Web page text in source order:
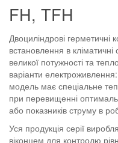
FH, TFH
Двоциліндрові герметичні
встановлення в
великої потужності та
варіанти
модель має спеціальне
при перевищенні
або показників струму в
Уся продукція серії
віконцем для контролю